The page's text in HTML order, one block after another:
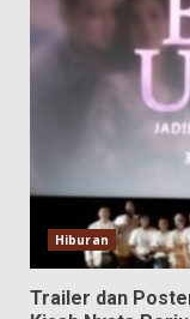
Hiburan
Trailer dan